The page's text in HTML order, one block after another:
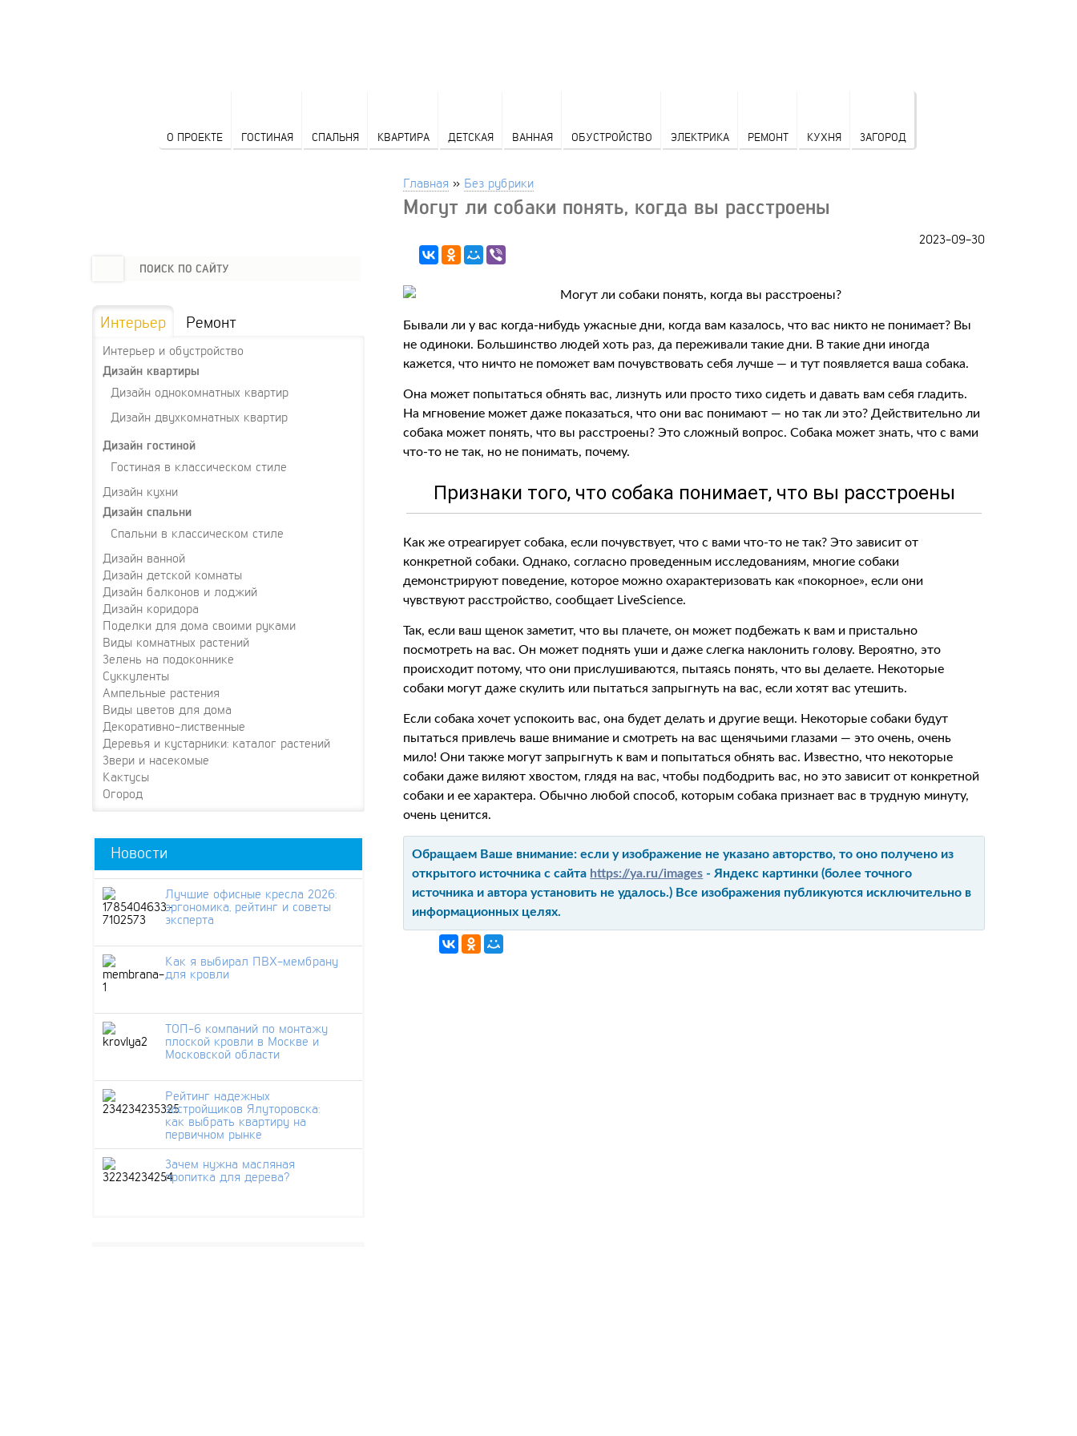
О ПРОЕКТЕ ГОСТИНАЯ СПАЛЬНЯ КВАРТИРА ДЕТСКАЯ ВАННАЯ ОБУСТРОЙСТВО ЭЛЕКТРИКА РЕМОНТ КУХНЯ ЗАГОРОД
Главная » Без рубрики
Могут ли собаки понять, когда вы расстроены
2023-09-30
Бывали ли у вас когда-нибудь ужасные дни, когда вам казалось, что вас никто не понимает? Вы
не одиноки. Большинство людей хоть раз, да переживали такие дни. В такие дни иногда
кажется, что ничто не поможет вам почувствовать себя лучше — и тут появляется ваша собака.
Она может попытаться обнять вас, лизнуть или просто тихо сидеть и давать вам себя гладить.
На мгновение может даже показаться, что они вас понимают — но так ли это? Действительно ли
собака может понять, что вы расстроены? Это сложный вопрос. Собака может знать, что с вами
что-то не так, но не понимать, почему.
Признаки того, что собака понимает, что вы расстроены
Как же отреагирует собака, если почувствует, что с вами что-то не так? Это зависит от
конкретной собаки. Однако, согласно проведенным исследованиям, многие собаки
демонстрируют поведение, которое можно охарактеризовать как «покорное», если они
чувствуют расстройство, сообщает LiveScience.
Так, если ваш щенок заметит, что вы плачете, он может подбежать к вам и пристально
посмотреть на вас. Он может поднять уши и даже слегка наклонить голову. Вероятно, это
происходит потому, что они прислушиваются, пытаясь понять, что вы делаете. Некоторые
собаки могут даже скулить или пытаться запрыгнуть на вас, если хотят вас утешить.
Если собака хочет успокоить вас, она будет делать и другие вещи. Некоторые собаки будут
пытаться привлечь ваше внимание и смотреть на вас щенячьими глазами — это очень, очень
мило! Они также могут запрыгнуть к вам и попытаться обнять вас. Известно, что некоторые
собаки даже виляют хвостом, глядя на вас, чтобы подбодрить вас, но это зависит от конкретной
собаки и ее характера. Обычно любой способ, которым собака признает вас в трудную минуту,
очень ценится.
Обращаем Ваше внимание: если у изображение не указано авторство, то оно получено из
открытого источника с сайта https://ya.ru/images - Яндекс картинки (более точного
источника и автора установить не удалось.) Все изображения публикуются исключительно в
информационных целях.
Интерьер Ремонт
Интерьер и обустройство
Дизайн квартиры
Дизайн однокомнатных квартир
Дизайн двухкомнатных квартир
Дизайн гостиной
Гостиная в классическом стиле
Дизайн кухни
Дизайн спальни
Спальни в классическом стиле
Дизайн ванной
Дизайн детской комнаты
Дизайн балконов и лоджий
Дизайн коридора
Поделки для дома своими руками
Виды комнатных растений
Зелень на подоконнике
Суккуленты
Ампельные растения
Виды цветов для дома
Декоративно-лиственные
Деревья и кустарники: каталог растений
Звери и насекомые
Кактусы
Огород
Новости
Лучшие офисные кресла 2026:
эргономика, рейтинг и советы
эксперта
Как я выбирал ПВХ-мембрану
для кровли
ТОП-6 компаний по монтажу
плоской кровли в Москве и
Московской области
Рейтинг надежных
застройщиков Ялуторовска:
как выбрать квартиру на
первичном рынке
Зачем нужна масляная
пропитка для дерева?